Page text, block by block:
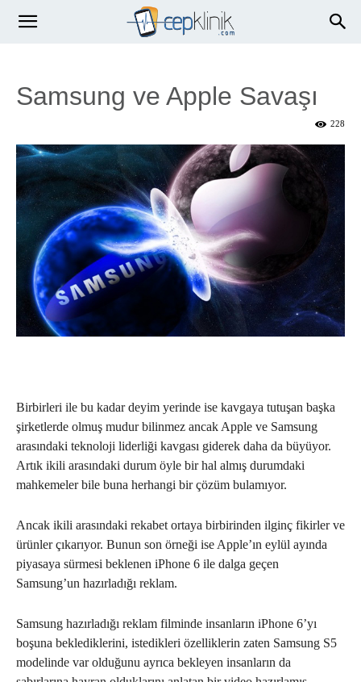
Samsung ve Apple Savaşı
228
Birbirleri ile bu kadar deyim yerinde ise kavgaya tutuşan başka
şirketlerde olmuş mudur bilinmez ancak Apple ve Samsung
arasındaki teknoloji liderliği kavgası giderek daha da büyüyor.
Artık ikili arasındaki durum öyle bir hal almış durumdaki
mahkemeler bile buna herhangi bir çözüm bulamıyor.
Ancak ikili arasındaki rekabet ortaya birbirinden ilginç fikirler ve
ürünler çıkarıyor. Bunun son örneği ise Apple’ın eylül ayında
piyasaya sürmesi beklenen iPhone 6 ile dalga geçen
Samsung’un hazırladığı reklam.
Samsung hazırladığı reklam filminde insanların iPhone 6’yı
boşuna beklediklerini, istedikleri özelliklerin zaten Samsung S5
modelinde var olduğunu ayrıca bekleyen insanların da